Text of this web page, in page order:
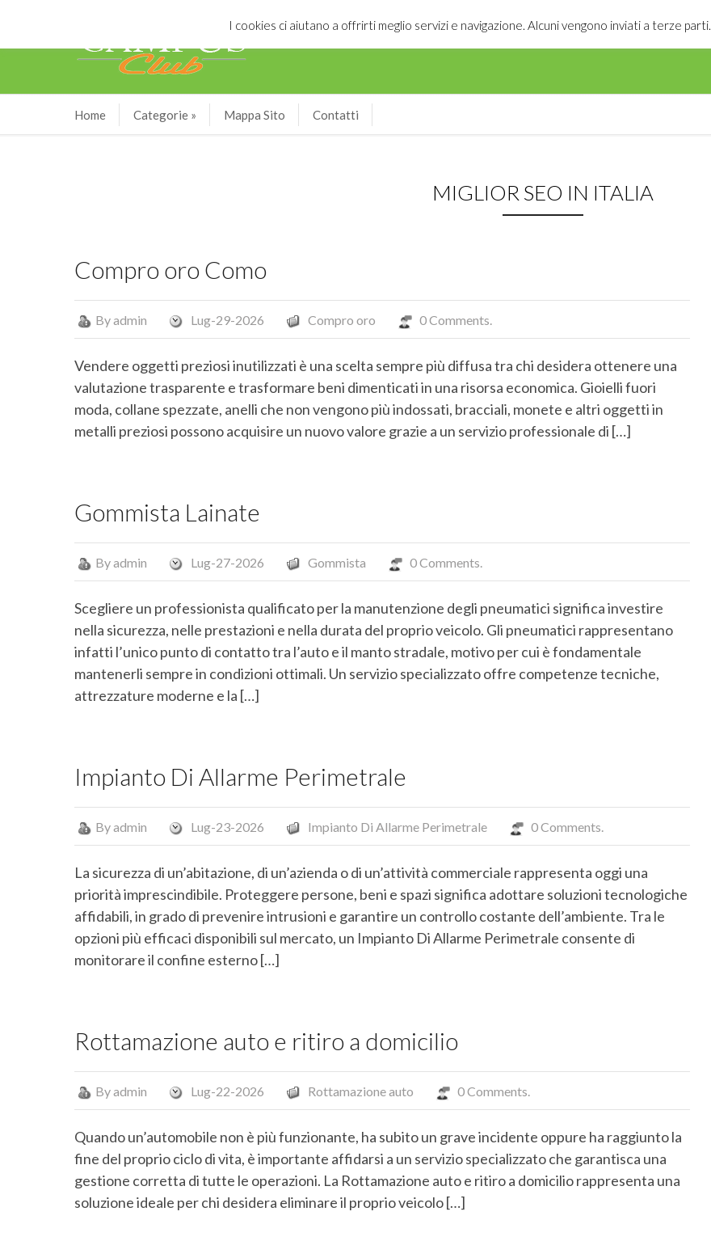
Home Categorie » Mappa Sito Contatti
MIGLIOR SEO IN ITALIA
Compro oro Como
Byadmin Lug-29-2026 Compro oro 0 Comments.
Vendere oggetti preziosi inutilizzati è una scelta sempre più diffusa tra chi desidera ottenere una
valutazione trasparente e trasformare beni dimenticati in una risorsa economica. Gioielli fuori
moda, collane spezzate, anelli che non vengono più indossati, bracciali, monete e altri oggetti in
metalli preziosi possono acquisire un nuovo valore grazie a un servizio professionale di […]
Gommista Lainate
Byadmin Lug-27-2026 Gommista 0 Comments.
Scegliere un professionista qualificato per la manutenzione degli pneumatici significa investire
nella sicurezza, nelle prestazioni e nella durata del proprio veicolo. Gli pneumatici rappresentano
infatti l’unico punto di contatto tra l’auto e il manto stradale, motivo per cui è fondamentale
mantenerli sempre in condizioni ottimali. Un servizio specializzato offre competenze tecniche,
attrezzature moderne e la […]
Impianto Di Allarme Perimetrale
Byadmin Lug-23-2026 Impianto Di Allarme Perimetrale 0 Comments.
La sicurezza di un’abitazione, di un’azienda o di un’attività commerciale rappresenta oggi una
priorità imprescindibile. Proteggere persone, beni e spazi significa adottare soluzioni tecnologiche
affidabili, in grado di prevenire intrusioni e garantire un controllo costante dell’ambiente. Tra le
opzioni più efficaci disponibili sul mercato, un Impianto Di Allarme Perimetrale consente di
monitorare il confine esterno […]
Rottamazione auto e ritiro a domicilio
Byadmin Lug-22-2026 Rottamazione auto 0 Comments.
Quando un’automobile non è più funzionante, ha subito un grave incidente oppure ha raggiunto la
fine del proprio ciclo di vita, è importante affidarsi a un servizio specializzato che garantisca una
gestione corretta di tutte le operazioni. La Rottamazione auto e ritiro a domicilio rappresenta una
soluzione ideale per chi desidera eliminare il proprio veicolo […]
I cookies ci aiutano a offrirti meglio servizi e navigazione. Alcuni vengono inviati a terze parti.